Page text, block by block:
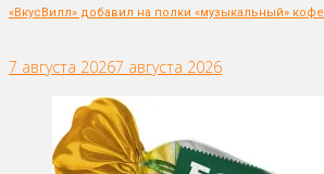
«ВкусВилл» добавил на полки «музыкальный» кофе
7 августа 20267 августа 2026